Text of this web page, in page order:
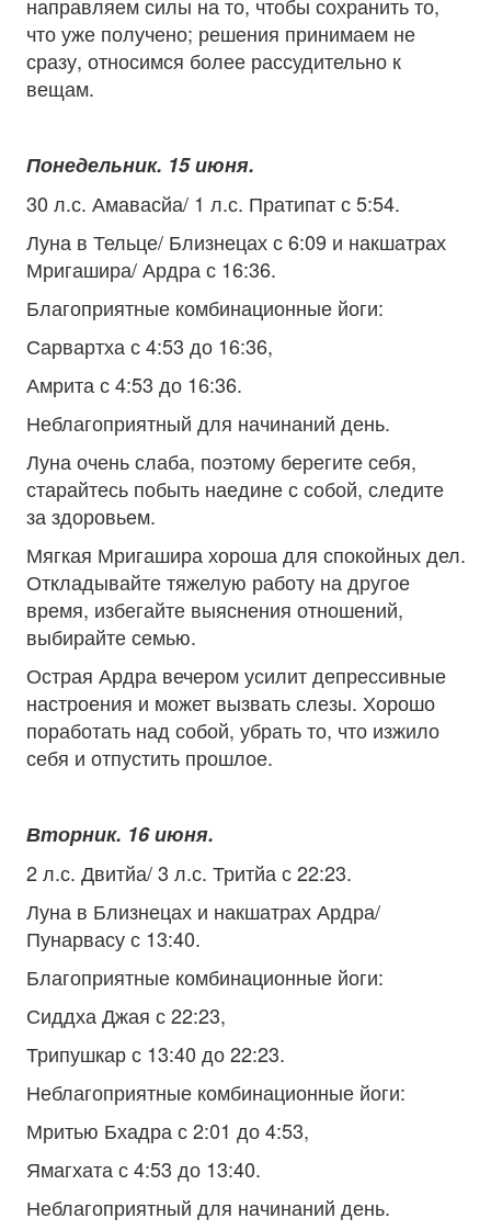
направляем силы на то, чтобы сохранить то,
что уже получено; решения принимаем не
сразу, относимся более рассудительно к
вещам.
Понедельник. 15 июня.
30 л.с. Амавасйа/ 1 л.с. Пратипат с 5:54.
Луна в Тельце/ Близнецах с 6:09 и накшатрах
Мригашира/ Ардра с 16:36.
Благоприятные комбинационные йоги:
Сарвартха с 4:53 до 16:36,
Амрита с 4:53 до 16:36.
Неблагоприятный для начинаний день.
Луна очень слаба, поэтому берегите себя,
старайтесь побыть наедине с собой, следите
за здоровьем.
Мягкая Мригашира хороша для спокойных дел.
Откладывайте тяжелую работу на другое
время, избегайте выяснения отношений,
выбирайте семью.
Острая Ардра вечером усилит депрессивные
настроения и может вызвать слезы. Хорошо
поработать над собой, убрать то, что изжило
себя и отпустить прошлое.
Вторник. 16 июня.
2 л.с. Двитйа/ 3 л.с. Тритйа с 22:23.
Луна в Близнецах и накшатрах Ардра/
Пунарвасу с 13:40.
Благоприятные комбинационные йоги:
Сиддха Джая с 22:23,
Трипушкар с 13:40 до 22:23.
Неблагоприятные комбинационные йоги:
Мритью Бхадра с 2:01 до 4:53,
Ямагхата с 4:53 до 13:40.
Неблагоприятный для начинаний день.